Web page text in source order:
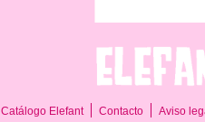
Catálogo Elefant Contacto Aviso